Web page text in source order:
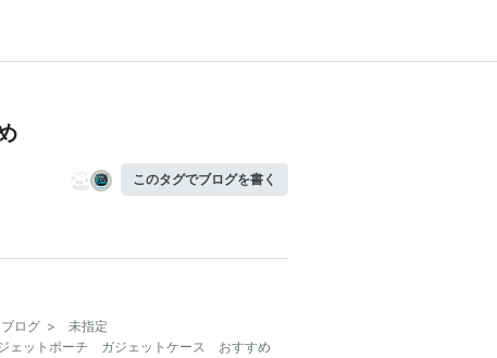
このタグでブログを書く
ログ >
未指定
ェットポーチ ガジェットケース おすすめ